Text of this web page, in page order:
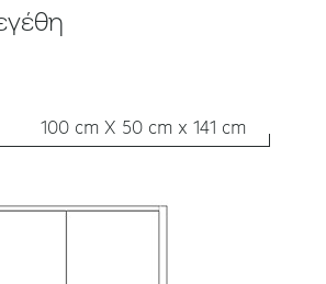
100 cm X 50 cm x 141 cm